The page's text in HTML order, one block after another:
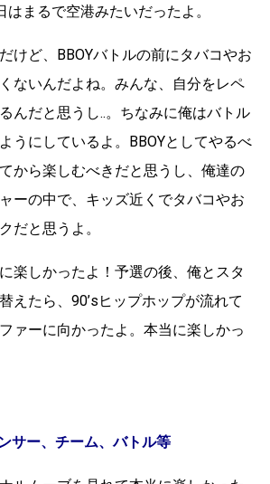
まるで空港みたいだったよ。
けど、BBOYバトルの前にタバコやお
ないんだよね。みんな、自分をレペ
んだと思うし..。ちなみに俺はバトル
うにしているよ。BBOYとしてやるべ
から楽しむべきだと思うし、俺達の
ーの中で、キッズ近くでタバコやお
だと思うよ。
楽しかったよ！予選の後、俺とスタ
えたら、90’sヒップホップが流れて
ァーに向かったよ。本当に楽しかっ
サー、チーム、バトル等